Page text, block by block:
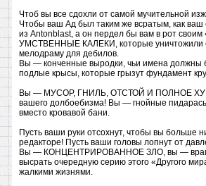
Чтоб вы все сдохли от самой мучительной
Чтобы ваш Ад был таким же всратым, как
из Antonblast, а он пердел бы вам в рот
УМСТВЕННЫЕ КАЛЕКИ, которые уничтожили
мелодраму для дебилов.
Вы — конченные выродки, чьи имена должны
подлые крысы, которые грызут фундамент
Вы — МУСОР, ГНИЛЬ, ОТСТОЙ И ПОЛНОЕ
вашего долбоебизма! Вы — гнойные
вместо кровавой бани.
Пусть ваши руки отсохнут, чтобы вы больше
редакторе! Пусть ваши головы лопнут от
Вы — КОНЦЕНТРИРОВАННОЕ ЗЛО, вы — враги
высрать очередную серию этого «Другого
жалкими жизнями.